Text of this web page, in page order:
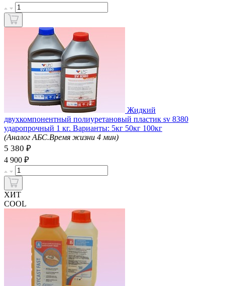
Жидкий
двухкомпонентный полиуретановый пластик sv 8380
ударопрочный 1 кг. Варианты: 5кг 50кг 100кг
(Аналог АБС.Время жизни 4 мин)
5 380 ₽
4 900 ₽
ХИТ
COOL